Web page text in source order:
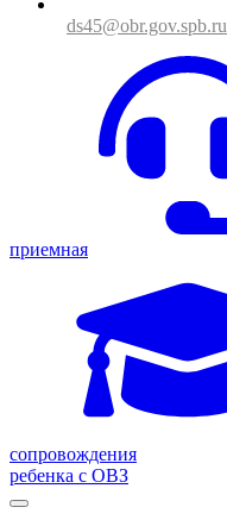
ds45@obr.gov.spb.ru
приемная
сопровождения
ребенка с ОВЗ